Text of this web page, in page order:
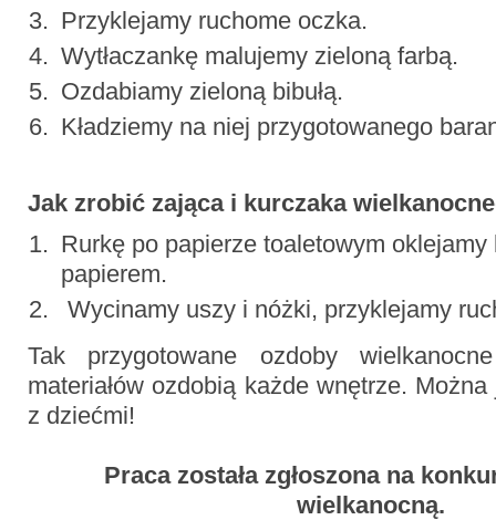
Przyklejamy ruchome oczka.
Wytłaczankę malujemy zieloną farbą.
Ozdabiamy zieloną bibułą.
Kładziemy na niej przygotowanego
Jak zrobić zająca i kurczaka
Rurkę po papierze toaletowym oklejamy
papierem.
Wycinamy uszy i nóżki, przyklejamy
Tak przygotowane ozdoby
materiałów ozdobią każde wnętrze.
z dziećmi!
Praca została zgłoszona na
wielkanocną.